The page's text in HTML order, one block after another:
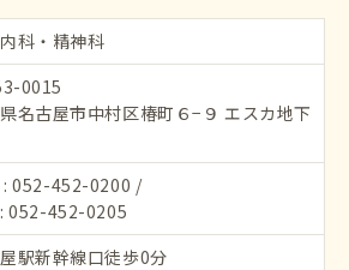
科・精神科
0015
名古屋市中村区椿町６−９ エスカ地下
:052-452-0200 /
: 052-452-0205
駅新幹線口徒歩0分